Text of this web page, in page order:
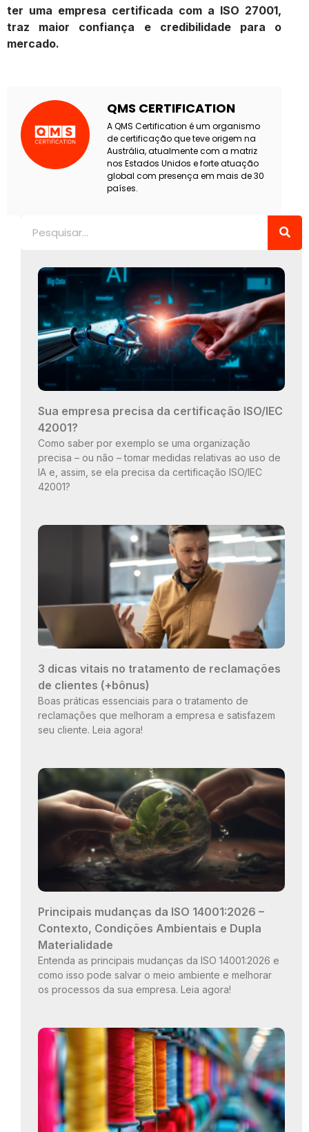
ter uma empresa certificada com a ISO 27001,
traz maior confiança e credibilidade para o
mercado.
QMS CERTIFICATION
A QMS Certification é um organismo
de certificação que teve origem na
Austrália, atualmente com a matriz
nos Estados Unidos e forte atuação
global com presença em mais de 30
países.
Sua empresa precisa da certificação ISO/IEC
42001?
Como saber por exemplo se uma organização
precisa – ou não – tomar medidas relativas ao uso de
IA e, assim, se ela precisa da certificação ISO/IEC
42001?
3 dicas vitais no tratamento de reclamações
de clientes (+bônus)
Boas práticas essenciais para o tratamento de
reclamações que melhoram a empresa e satisfazem
seu cliente. Leia agora!
Principais mudanças da ISO 14001:2026 –
Contexto, Condições Ambientais e Dupla
Materialidade
Entenda as principais mudanças da ISO 14001:2026 e
como isso pode salvar o meio ambiente e melhorar
os processos da sua empresa. Leia agora!